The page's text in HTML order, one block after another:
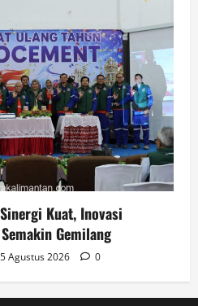
Kuat, Inovasi
Gemilang
5 Agustus 2026 0